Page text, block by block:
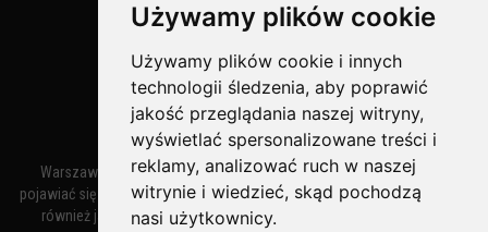
Używamy plików cookie
Używamy plików cookie i innych
technologii śledzenia, aby poprawić
jakość przeglądania naszej witryny,
wyświetlać spersonalizowane treści i
reklamy, analizować ruch w naszej
witrynie i wiedzieć, skąd pochodzą
nasi użytkownicy.
Bezpieczne Płatności obsługuje:
Warszawa – miasto stołeczne Warszawa. Nazwa miasta zaczęła
pojawiać się w dokumentach w XIV wieku jako Warszewa, a od XV wieku
również jako Warszowa. Zmiana nazwy na Warszawa w XV wieku